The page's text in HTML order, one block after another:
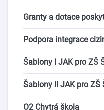
Granty a dotace
Podpora integrace
Šablony I JAK pro ZŠ
Šablony II JAK pro ZŠ
O2 Chytrá škola